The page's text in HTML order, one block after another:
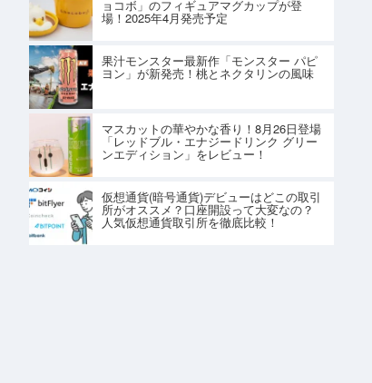
ョコボ」のフィギュアマグカップが登
場！2025年4月発売予定
果汁モンスター最新作「モンスター パピ
ヨン」が新発売！桃とネクタリンの風味
マスカットの華やかな香り！8月26日登場
「レッドブル・エナジードリンク グリー
ンエディション」をレビュー！
仮想通貨(暗号通貨)デビューはどこの取引
所がオススメ？口座開設って大変なの？
人気仮想通貨取引所を徹底比較！